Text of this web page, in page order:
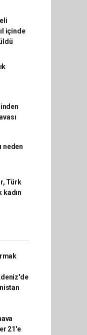
içinde
neden
Türk
kadın
21'e